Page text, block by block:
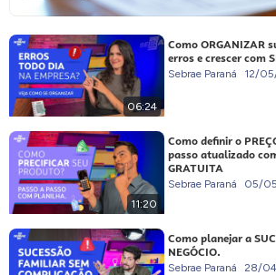
06:24
Como ORGANIZAR
erros e crescer com
Sebrae Paraná 12/
11:20
Como definir o
passo atualizado
GRATUITA
Sebrae Paraná 05/
Como planejar a
NEGÓCIO.
Sebrae Paraná 28/